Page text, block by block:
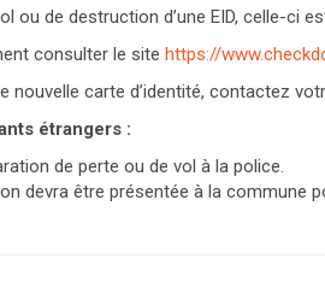
ou de destruction d’une EID, celle-ci
consulter le site https://
nouvelle carte d’identité, contactez
étrangers :
de perte ou de vol à la police.
devra être présentée à la commune